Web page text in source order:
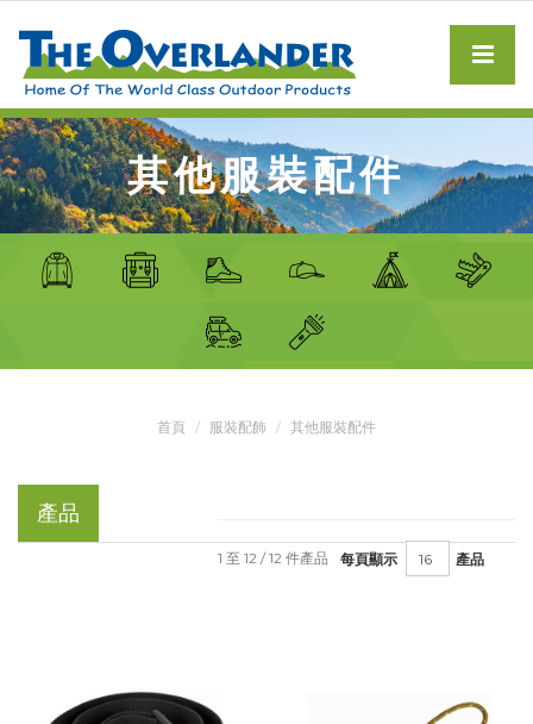
其他服裝配件
首頁 服裝配飾 其他服裝配件
產品
每頁顯示 產品
1 至 12 / 12 件產品